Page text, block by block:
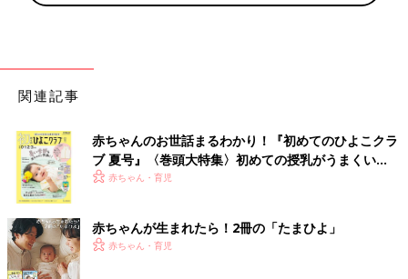
出典：Instagramアカウント「hiii_19.10」
hiii_19.10さんはしまむらでフリースパジャマをGET！価格は
関連記事
赤ちゃんのお世話まるわかり！『初めてのひよこクラ
ブ 夏号』〈巻頭大特集〉初めての授乳がうまくい
く！ おっぱい・ミルクの基本と夏のトラブル 解決テ
赤ちゃん・育児
赤ちゃんが生まれたら！2冊の「たまひよ」
赤ちゃん・育児